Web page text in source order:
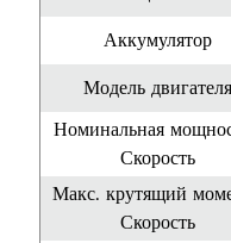
Аккумулятор
Модель двигателя
Номинальная
Скорость
Макс. крутящий
Скорость